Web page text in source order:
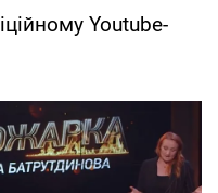
Youtube-